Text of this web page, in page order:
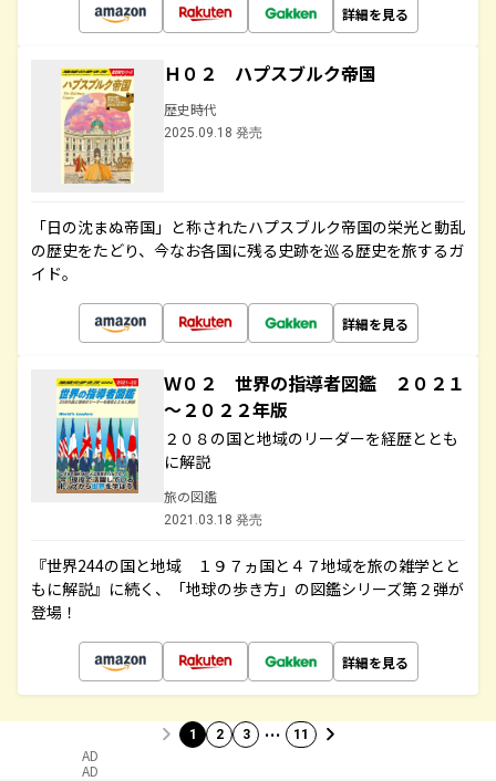
詳細を見る
Ｈ０２ ハプスブルク帝国
歴史時代
2025.09.18 発売
「日の沈まぬ帝国」と称されたハプスブルク帝国の栄光と動乱
の歴史をたどり、今なお各国に残る史跡を巡る歴史を旅するガ
イド。
詳細を見る
Ｗ０２ 世界の指導者図鑑 ２０２１
～２０２２年版
２０８の国と地域のリーダーを経歴ととも
に解説
旅の図鑑
2021.03.18 発売
『世界244の国と地域 １９７ヵ国と４７地域を旅の雑学とと
もに解説』に続く、「地球の歩き方」の図鑑シリーズ第２弾が
登場！
詳細を見る
1 2 3 … 11
AD
AD